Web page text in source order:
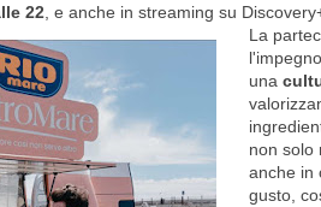
22, e anche in streaming su
La
una
non solo
anche in
gusto,